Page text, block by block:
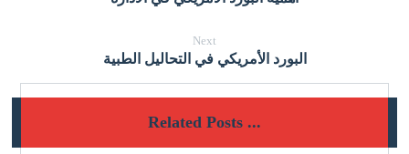
Next
البورد الأمريكي في التحاليل الطبية
Related Posts ...